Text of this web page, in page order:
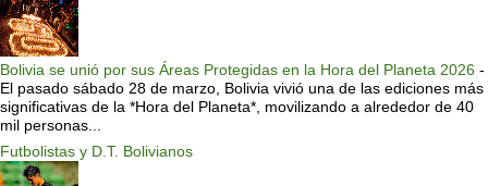
Bolivia se unió por sus Áreas Protegidas en la Hora del Planeta 2026 -
El pasado sábado 28 de marzo, Bolivia vivió una de las ediciones más
significativas de la *Hora del Planeta*, movilizando a alrededor de 40
mil personas...
Futbolistas y D.T. Bolivianos